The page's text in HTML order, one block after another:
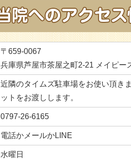
〒659-0067
兵庫県芦屋市茶屋之町2-21 メイピー
近隣のタイムズ駐車場をお使い頂き
ットをお渡しします。
0797-26-6165
電話かメールかLINE
水曜日